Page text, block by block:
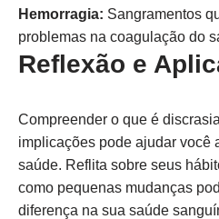
Hemorragia: Sangramentos
problemas na coagulação do
Reflexão e
Compreender o que é
implicações pode ajudar você
saúde. Reflita sobre seus
como pequenas mudanças
diferença na sua saúde